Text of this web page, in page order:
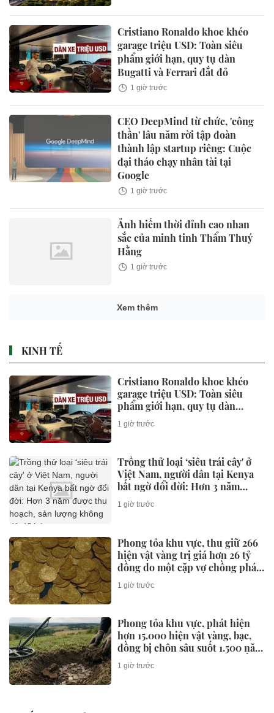
Cristiano Ronaldo khoe khéo
garage triệu USD: Toàn siêu
phẩm giới hạn, quy tụ dàn
Bugatti và Ferrari đắt đỏ
1 giờ trước
CEO DeepMind từ chức, 'công
thần' lâu năm rời tập đoàn
thành lập startup riêng: Cuộc
đại tháo chạy nhân tài tại
Google
1 giờ trước
Ảnh hiếm thời đỉnh cao nhan
sắc của minh tinh Thẩm Thuý
Hằng
1 giờ trước
Xem thêm
KINH TẾ
Cristiano Ronaldo khoe khéo
garage triệu USD: Toàn siêu
phẩm giới hạn, quy tụ dàn
Bugatti và Ferrari đắt đỏ
1 giờ trước
Trồng thử loại ‘siêu trái cây' ở
Việt Nam, người dân tại Kenya
bất ngờ đổi đời: Hơn 3 năm
được thu hoạch, sản lượng
không đủ để bán
1 giờ trước
Phong tỏa khu vực, thu giữ 266
hiện vật vàng trị giá hơn 26 tỷ
đồng do một cặp vợ chồng phát
hiện khi thay sàn nhà
1 giờ trước
Phong tỏa khu vực, phát hiện
hơn 15.000 hiện vật vàng, bạc,
đồng bị chôn sâu suốt 1.500 năm
- giá trị tương đương 63 tỷ đồng
1 giờ trước